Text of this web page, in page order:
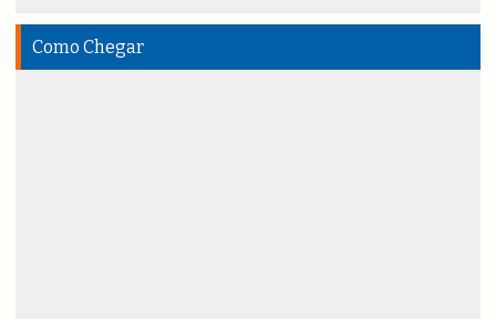
Como Chegar